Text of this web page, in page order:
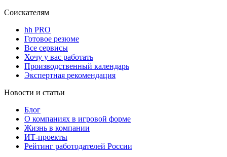
Соискателям
hh PRO
Готовое резюме
Все сервисы
Хочу у вас работать
Производственный календарь
Экспертная рекомендация
Новости и статьи
Блог
О компаниях в игровой форме
Жизнь в компании
ИТ-проекты
Рейтинг работодателей России